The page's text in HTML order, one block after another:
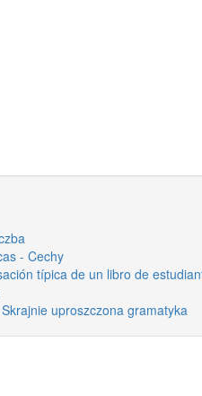
- Cechy
típica de un libro de
uproszczona gramatyka